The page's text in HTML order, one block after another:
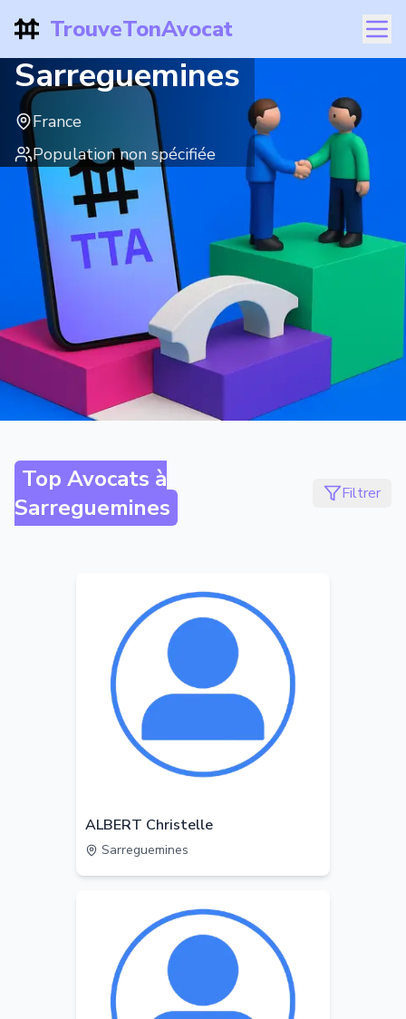
TrouveTonAvocat
Sarreguemines
France
Population non spécifiée
Top Avocats à
Sarreguemines
Filtrer
ALBERT Christelle
Sarreguemines